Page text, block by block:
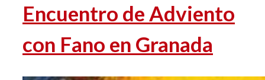
Encuentro de Adviento
con Fano en Granada